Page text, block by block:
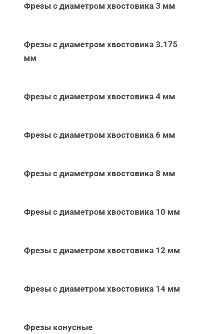
Фрезы с диаметром хвостовика 3 мм
Фрезы с диаметром хвостовика 3.175
мм
Фрезы с диаметром хвостовика 4 мм
Фрезы с диаметром хвостовика 6 мм
Фрезы с диаметром хвостовика 8 мм
Фрезы с диаметром хвостовика 10 мм
Фрезы с диаметром хвостовика 12 мм
Фрезы с диаметром хвостовика 14 мм
Фрезы конусные